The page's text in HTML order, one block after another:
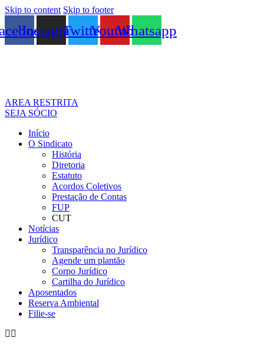
Skip to content Skip to footer
InstagramTwitterYoutubeWhatsapp
AREA RESTRITA
SEJA SÓCIO
Início
O Sindicato
História
Diretoria
Estatuto
Acordos Coletivos
Prestação de Contas
FUP
CUT
Notícias
Jurídico
Transparência no Jurídico
Agende um plantão
Corpo Jurídico
Cartilha do Jurídico
Aposentados
Reserva Ambiental
Filie-se